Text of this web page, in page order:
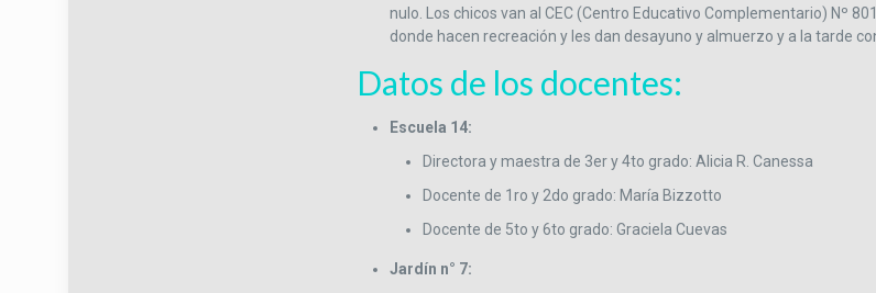
nulo. Los chicos van al CEC (Centro Educativo Complementario) Nº
donde hacen recreación y les dan desayuno y almuerzo y a la tarde
Datos de los docentes:
Escuela 14:
Directora y maestra de 3er y 4to grado: Alicia R. Canessa
Docente de 1ro y 2do grado: María Bizzotto
Docente de 5to y 6to grado: Graciela Cuevas
Jardín n° 7: